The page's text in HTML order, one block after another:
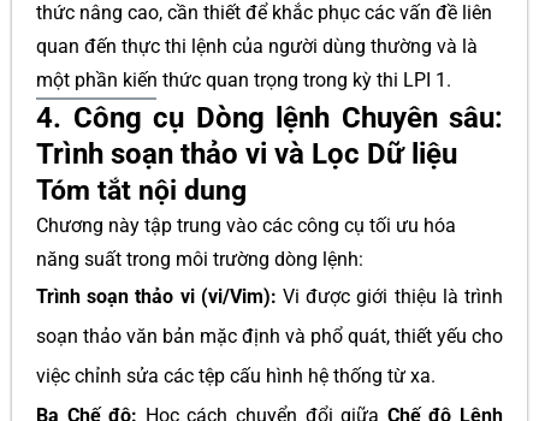
thức nâng cao, cần thiết để khắc phục các vấn đề liên
quan đến thực thi lệnh của người dùng thường và là
một phần kiến thức quan trọng trong kỳ thi LPI 1.
4. Công cụ Dòng lệnh Chuyên sâu:
Trình soạn thảo vi và Lọc Dữ liệu
Tóm tắt nội dung
Chương này tập trung vào các công cụ tối ưu hóa
năng suất trong môi trường dòng lệnh:
Trình soạn thảo vi (vi/Vim): Vi được giới thiệu là trình
soạn thảo văn bản mặc định và phổ quát, thiết yếu cho
việc chỉnh sửa các tệp cấu hình hệ thống từ xa.
Ba Chế độ: Học cách chuyển đổi giữa Chế độ Lệnh